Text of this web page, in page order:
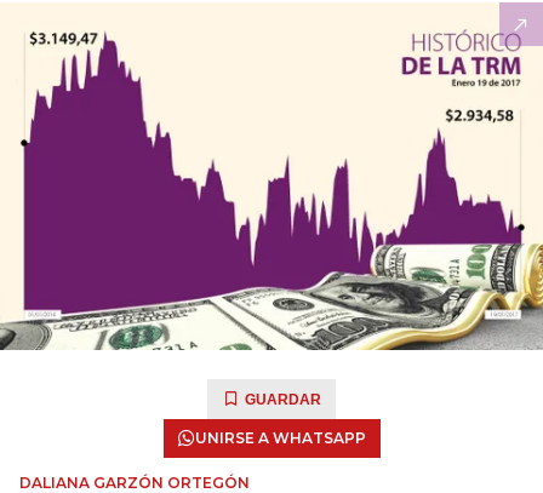
GUARDAR
UNIRSE A WHATSAPP
DALIANA GARZÓN ORTEGÓN